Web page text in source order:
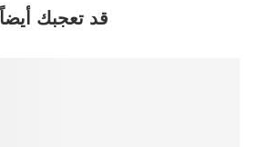
قد تعجبك أيضاً